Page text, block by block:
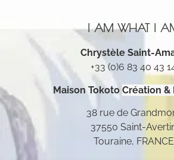
I AM WHAT I
Chrystèle Saint-
+33 (0)6 83 40 43
Maison Tokoto Création &
38 rue de
37550 Saint-
Touraine, FRANCE